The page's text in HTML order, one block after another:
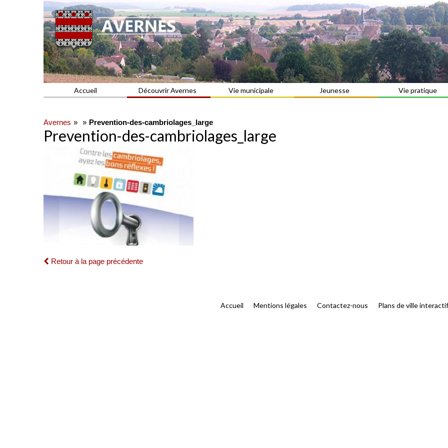
AVERNES
Commune du Val d'Oise
Accueil Découvrir Avernes Vie municipale Jeunesse Vie pratique
Avernes Prevention-des-cambriolages_large
Prevention-des-cambriolages_large
Retour à la page précédente
Accueil Mentions légales Contactez-nous Plans de ville